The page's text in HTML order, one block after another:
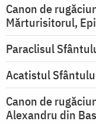
Canon de
Mărturisitorul,
Paraclisul
Acatistul
Canon de
Alexandru din